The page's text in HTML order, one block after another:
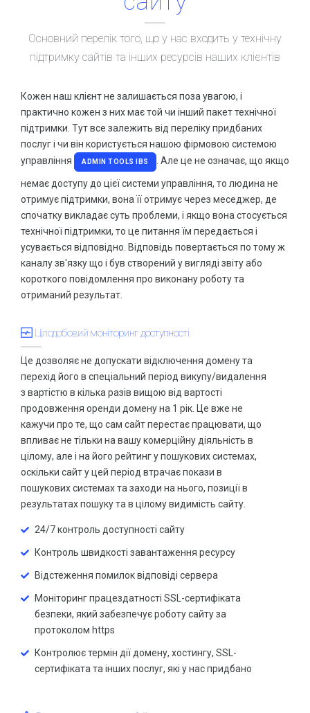
Консультація зі спеціалістами
ЗАМОВИТИ ПРОСУВАННЯ
СТВОРЕННЯ WEB РЕСУРСІВ
Створення інтернет магазинів HOT
Створення сайтів
WEB портали
Системи управління базами даних
Консультація зі спеціалістами
Лізинг та оренда сайту
ЗАМОВИТИ СТВОРЕННЯ
ДОМЕНИ ТА ХОСТИНГ
Повертаємо втрачений домен
Відновлення доступу до хостингу
Налаштування домену та хостингу
Перенесення сайту
SSL сертифікати HOT
Підключення https протоколу для сайту
Сучасний дизайн
SMM - реклама у соцмережах
Обробка фото та відео матеріалів
33%
Купити віртуальний номер
Органічний трафік – можливості збільшення якісних
Все що необхідно знати про SSL сертифікат
ВСІ СТАТТІ
АКЦІЇ ТА ЗНИЖКИ SALE
Знижка на додавання сайту до Google сервісів
Знижка на SSL для сайту
Сайт в оренду або лізинг за спеціальною ціною
РОЗМІСТИ СВОЮ ПУБЛІКАЦІЮ
Основний перелік того, що у нас входить у технічну
підтримку сайтів та інших ресурсів наших клієнтів
Кожен наш клієнт не залишається поза увагою, і
практично кожен з них має той чи інший пакет технічної
підтримки. Тут все залежить від переліку придбаних
послуг і чи він користується нашою фірмовою системою
управління
ADMIN TOOLS IBS . Але це не означає, що якщо
немає доступу до цієї системи управління, то людина не
отримує підтримки, вона її отримує через меседжер, де
спочатку викладає суть проблеми, і якщо вона стосується
технічної підтримки, то це питання їм передається і
усувається відповідно. Відповідь повертається по тому ж
каналу зв'язку що і був створений у вигляді звіту або
короткого повідомлення про виконану роботу та
отриманий результат.
Цілодобовий моніторинг доступності
Це дозволяє не допускати відключення домену та
перехід його в спеціальний період викупу/видалення
з вартістю в кілька разів вищою від вартості
продовження оренди домену на 1 рік. Це вже не
кажучи про те, що сам сайт перестає працювати, що
впливає не тільки на вашу комерційну діяльність в
цілому, але і на його рейтинг у пошукових системах,
оскільки сайт у цей період втрачає покази в
пошукових системах та заходи на нього, позиції в
результатах пошуку та в цілому видимість сайту.
24/7 контроль доступності сайту
Контроль швидкості завантаження ресурсу
Відстеження помилок відповіді сервера
Моніторинг працездатності SSL-сертифіката
безпеки, який забезпечує роботу сайту за
протоколом https
Контролює термін дії домену, хостингу, SSL-
сертифіката та інших послуг, які у нас придбано